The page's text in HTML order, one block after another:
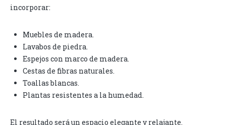
incorporar:
Muebles de madera.
Lavabos de piedra.
Espejos con marco de madera.
Cestas de fibras naturales.
Toallas blancas.
Plantas resistentes a la humedad.
El resultado será un espacio elegante y relajante.